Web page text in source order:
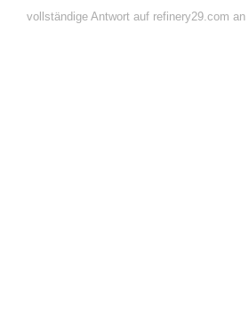
vollständige Antwort auf refinery29.com an